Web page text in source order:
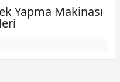
Yapma Makinası